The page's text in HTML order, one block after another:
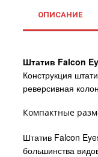
ОПИСАНИЕ
Штатив Falcon
Конструкция
реверсивная
Компактные
Штатив Falcon
большинства